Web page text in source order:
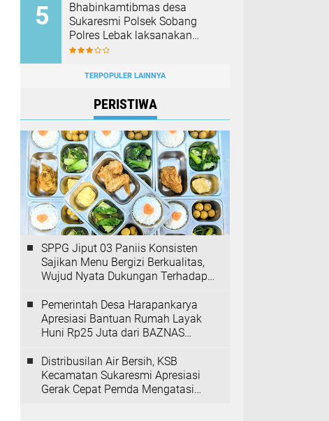
Bhabinkamtibmas desa
Sukaresmi Polsek Sobang
Polres Lebak laksanakan
Sambang di Desa binaanya
TERPOPULER LAINNYA
PERISTIWA
SPPG Jiput 03 Paniis Konsisten
Sajikan Menu Bergizi Berkualitas,
Wujud Nyata Dukungan Terhadap
Pemerintah Desa Harapankarya
Apresiasi Bantuan Rumah Layak
Huni Rp25 Juta dari BAZNAS
Distribusilan Air Bersih, KSB
Kecamatan Sukaresmi Apresiasi
Gerak Cepat Pemda Mengatasi